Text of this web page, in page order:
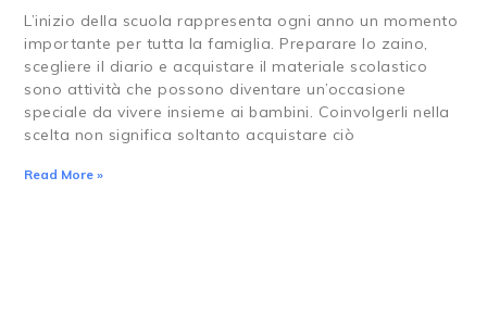
L’inizio della scuola rappresenta ogni anno un momento
importante per tutta la famiglia. Preparare lo zaino,
scegliere il diario e acquistare il materiale scolastico
sono attività che possono diventare un’occasione
speciale da vivere insieme ai bambini. Coinvolgerli nella
scelta non significa soltanto acquistare ciò
Read More »